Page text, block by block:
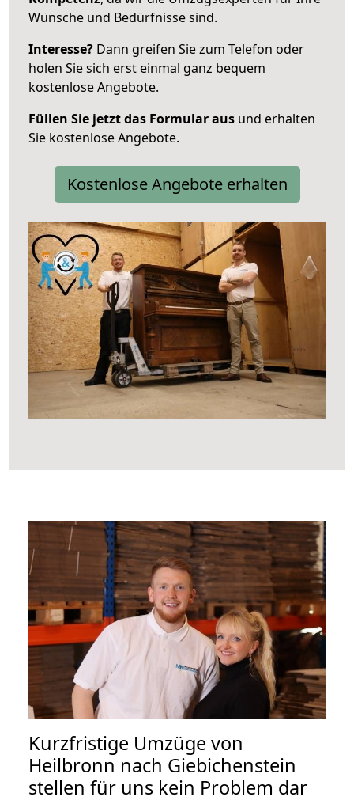
Wünsche und Bedürfnisse sind.
Interesse? Dann greifen Sie zum Telefon oder
holen Sie sich erst einmal ganz bequem
kostenlose Angebote.
Füllen Sie jetzt das Formular aus und erhalten
Sie kostenlose Angebote.
Kostenlose Angebote erhalten
Kurzfristige Umzüge von
Heilbronn nach Giebichenstein
stellen für uns kein Problem dar